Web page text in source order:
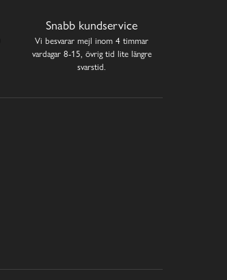
Snabb kundservice
Vi besvarar mejl inom 4 timmar
vardagar 8-15, övrig tid lite längre
svarstid.